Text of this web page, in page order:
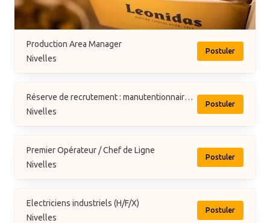
Production Area Manager
Nivelles
Postuler
Réserve de recrutement : manutentionnaire de production
Nivelles
Postuler
Premier Opérateur / Chef de Ligne
Nivelles
Postuler
Electriciens industriels (H/F/X)
Nivelles
Postuler